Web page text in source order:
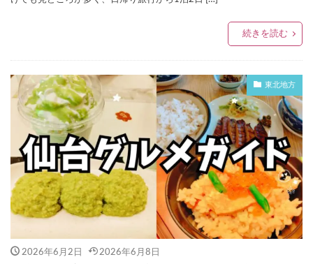
続きを読む
東北地方
2026年6月2日 2026年6月8日